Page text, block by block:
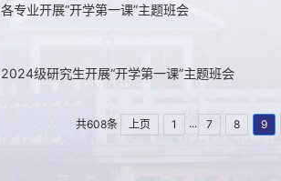
各专业开展“开学第一课”主题班会
2024级研究生开展“开学第一课”主题班会
共608条 上页 1 ... 7 8 9